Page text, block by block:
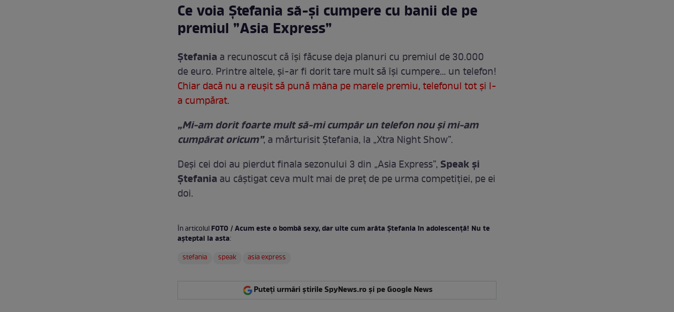
Ce voia Ștefania să-și cumpere cu banii de pe
premiul ”Asia Express”
Ștefania a recunoscut că își făcuse deja planuri cu premiul de 30.000
de euro. Printre altele, și-ar fi dorit tare mult să își cumpere... un telefon!
Chiar dacă nu a reușit să pună mâna pe marele premiu, telefonul tot și l-
a cumpărat.
„Mi-am dorit foarte mult să-mi cumpăr un telefon nou și mi-am
cumpărat oricum”, a mărturisit Ștefania, la „Xtra Night Show”.
Deși cei doi au pierdut finala sezonului 3 din „Asia Express”, Speak și
Ștefania au câștigat ceva mult mai de preț de pe urma competiției, pe ei
doi.
În articolulFOTO / Acum este o bombă sexy, dar uite cum arăta Ștefania în adolescență! Nu te
așteptai la asta:
stefania
speak asia express
Puteți urmări știrile SpyNews.ro și pe Google News